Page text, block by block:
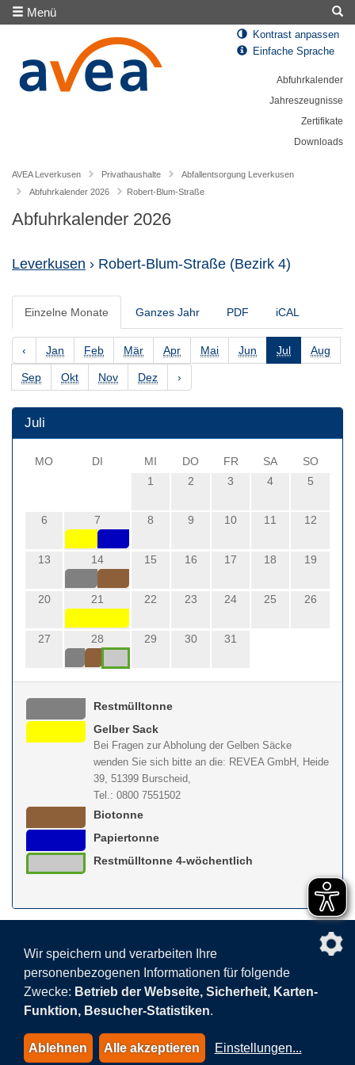
Menü
Kontrast anpassen
Einfache Sprache
Abfuhrkalender
Jahreszeugnisse
Zertifikate
Downloads
AVEA Leverkusen Privathaushalte
Abfallentsorgung Leverkusen
Abfuhrkalender 2026
Robert-Blum-Straße
Abfuhrkalender 2026
Leverkusen › Robert-Blum-Straße (Bezirk 4)
Einzelne Monate Ganzes Jahr PDF iCAL
‹ Jan Feb Mär Apr Mai Jun Jul Aug
Sep Okt Nov Dez ›
Juli
MO DI MI DO FR SA
SO
1
2 3 4 5
6 7 8 9 10 11 12
13 14 15 16 17 18 19
20 21 22 23 24 25 26
27 28 29 30 31
Restmülltonne
Gelber Sack
Bei Fragen zur Abholung der Gelben Säcke
wenden Sie sich bitte an die: REVEA GmbH, Heide
39, 51399 Burscheid,
Tel.: 0800 7551502
Biotonne
Papiertonne
Restmülltonne 4-wöchentlich
nach
Impressum
© 2015-2026 AVEA GmbH & Co. KG
Wir speichern und verarbeiten Ihre
personenbezogenen Informationen für folgende
Zwecke: Betrieb der Webseite, Sicherheit, Karten-
Funktion, Besucher-Statistiken.
Ablehnen Alle akzeptieren Einstellungen...